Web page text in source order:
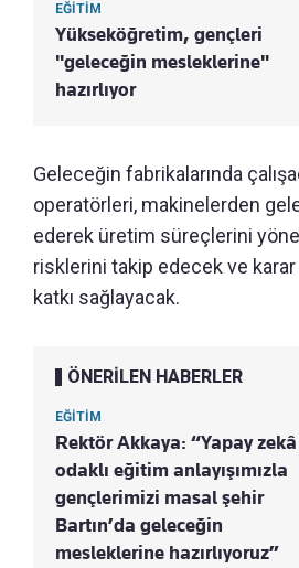
EĞİTİM
Yükseköğretim, gençleri
"geleceğin mesleklerine"
hazırlıyor
Geleceğin fabrikalarında
operatörleri, makinelerden
ederek üretim süreçlerini
risklerini takip edecek ve
katkı sağlayacak.
ÖNERİLEN HABERLER
EĞİTİM
Rektör Akkaya: “Yapay zekâ
odaklı eğitim anlayışımızla
gençlerimizi masal şehir
Bartın’da geleceğin
mesleklerine hazırlıyoruz”